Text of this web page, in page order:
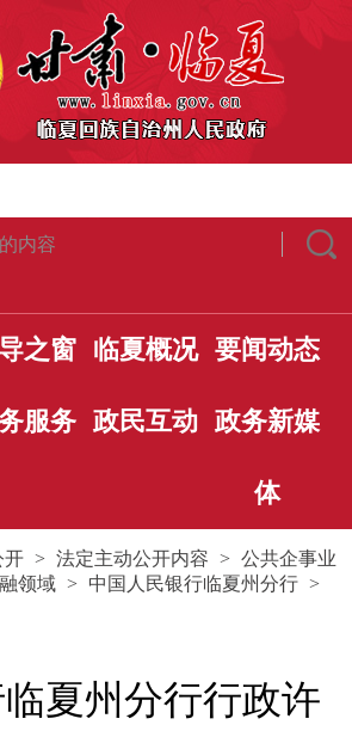
之窗 临夏概况 要闻动态
服务 政民互动 政务新媒
体
开 > 法定主动公开内容 > 公共企事业
领域 > 中国人民银行临夏州分行 >
夏州分行行政许